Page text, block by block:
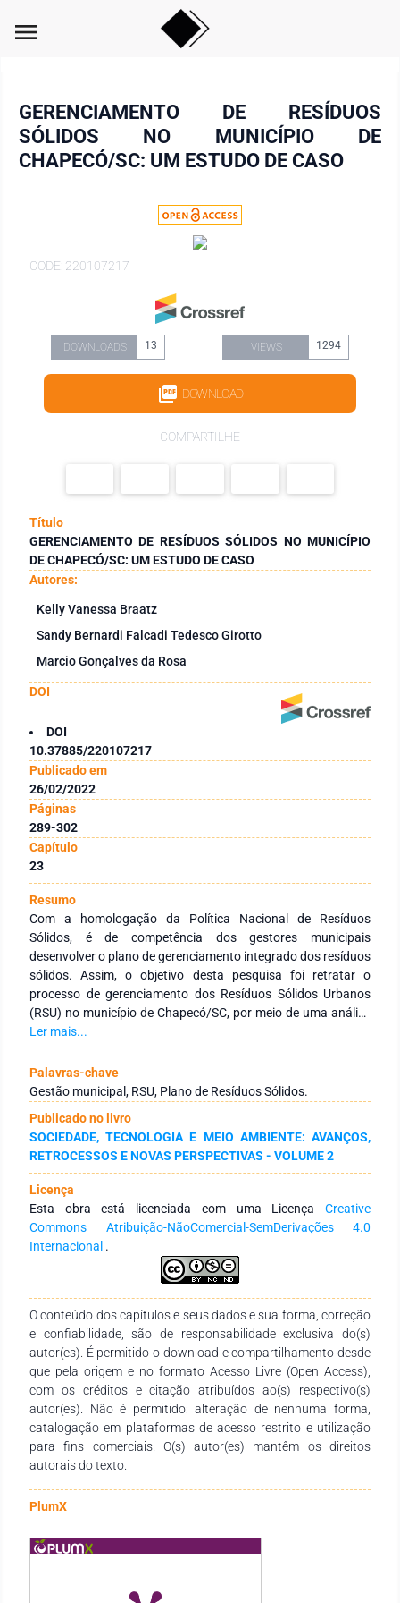
menu
GERENCIAMENTO DE RESÍDUOS
SÓLIDOS NO MUNICÍPIO DE
CHAPECÓ/SC: UM ESTUDO DE CASO
CODE: 220107217
DOWNLOADS 13 VIEWS 1294
DOWNLOAD
COMPARTILHE
Título
GERENCIAMENTO DE RESÍDUOS SÓLIDOS NO MUNICÍPIO
DE CHAPECÓ/SC: UM ESTUDO DE CASO
Autores:
Kelly Vanessa Braatz
Sandy Bernardi Falcadi Tedesco Girotto
Marcio Gonçalves da Rosa
DOI
DOI
10.37885/220107217
Publicado em
26/02/2022
Páginas
289-302
Capítulo
23
Resumo
Com a homologação da Política Nacional de Resíduos
Sólidos, é de competência dos gestores municipais
desenvolver o plano de gerenciamento integrado dos resíduos
sólidos. Assim, o objetivo desta pesquisa foi retratar o
processo de gerenciamento dos Resíduos Sólidos Urbanos
(RSU) no município de Chapecó/SC, por meio de uma análise
descritiva indutiva. O delineamento da pesquisa teve como
relatórios anuais elaborados pela Secretaria de Infraestrutura
Urbana e pelo Departamento de Resíduos Sólidos. O
município de Chapecó, implantou a coleta seletiva dos
resíduos sólidos no ano de 2011, no ano de 2013 criou o
departamento de resíduos sólidos, sendo o primeiro município
do Estado de Santa Catarina a implantar e a utilizar a coleta
de resíduos de forma automatizada. O município possui um
plano de gerenciamento dos resíduos sólidos, que incentiva
as iniciativas de reciclagem, a integração social dos
catadores e oferta aos munícipes três ecopontos - locais
destinados a receber pneus, eletrodomésticos, madeiras,
volumosos, resíduos de poda e capina urbana. Medidas estas
limpeza urbana. Correlacionando dados fornecidos pela
ALBREPE, o município de Chapecó apresenta uma geração
per capta abaixo da média nacional. Contudo ainda
apresenta um volume expressivo de resíduos gerados
diariamente, os quais merecem atenção para a escolha de um
sistema de gerenciamento eficiente combinado com
atividades de educação ambiental.
Ler mais...
Palavras-chave
Gestão municipal, RSU, Plano de Resíduos Sólidos.
Publicado no livro
SOCIEDADE, TECNOLOGIA E MEIO AMBIENTE: AVANÇOS,
RETROCESSOS E NOVAS PERSPECTIVAS - VOLUME 2
Licença
Esta obra está licenciada com uma Licença Creative
Commons Atribuição-NãoComercial-SemDerivações 4.0
Internacional .
O conteúdo dos capítulos e seus dados e sua forma, correção
e confiabilidade, são de responsabilidade exclusiva do(s)
autor(es). É permitido o download e compartilhamento desde
que pela origem e no formato Acesso Livre (Open Access),
com os créditos e citação atribuídos ao(s) respectivo(s)
autor(es). Não é permitido: alteração de nenhuma forma,
catalogação em plataformas de acesso restrito e utilização
para fins comerciais. O(s) autor(es) mantêm os direitos
autorais do texto.
PlumX